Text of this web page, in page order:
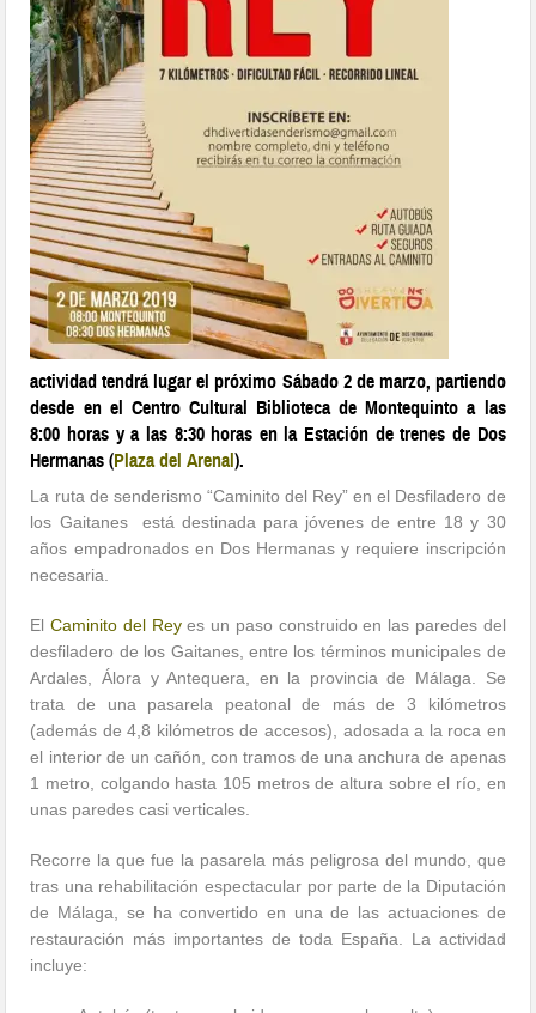
actividad tendrá lugar el próximo Sábado 2 de marzo, partiendo
desde en el Centro Cultural Biblioteca de Montequinto a las
8:00 horas y a las 8:30 horas en la Estación de trenes de Dos
Hermanas (Plaza del Arenal).
La ruta de senderismo “Caminito del Rey” en el Desfiladero de
los Gaitanes está destinada para jóvenes de entre 18 y 30
años empadronados en Dos Hermanas y requiere inscripción
necesaria.
ElCaminito del Reyes un paso construido en las paredes del
desfiladero de los Gaitanes, entre los términos municipales de
Ardales, Álora y Antequera, en la provincia de Málaga. Se
trata de una pasarela peatonal de más de 3 kilómetros
(además de 4,8 kilómetros de accesos), adosada a la roca en
el interior de un cañón, con tramos de una anchura de apenas
1 metro, colgando hasta 105 metros de altura sobre el río, en
unas paredes casi verticales.
Recorre la que fue la pasarela más peligrosa del mundo, que
tras una rehabilitación espectacular por parte de la Diputación
de Málaga, se ha convertido en una de las actuaciones de
restauración más importantes de toda España. La actividad
incluye: